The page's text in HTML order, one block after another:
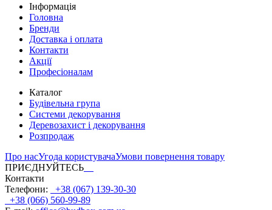
Інформація
Головна
Бренди
Доставка і оплата
Контакти
Акції
Професіоналам
Каталог
Будівельна група
Системи декорування
Деревозахист і декорування
Розпродаж
Про насУгода користувачаУмови повернення товару
ПРИЄДНУЙТЕСЬ
Контакти
Телефони:
+38 (067) 139-30-30
+38 (066) 560-99-89